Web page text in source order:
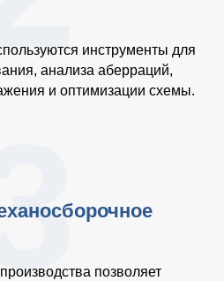
инструменты для
анализа аберраций,
и оптимизации схемы.
позволяет